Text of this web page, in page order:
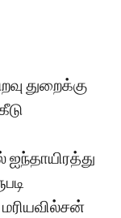
துறைக்கு
ஐந்தாயிரத்து